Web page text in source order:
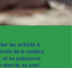
les enfants à
de la matière,
et sa puissance
dont ils se sont